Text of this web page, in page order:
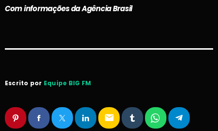
Com informações da Agência Brasil
Escrito por Equipe BIG FM
email